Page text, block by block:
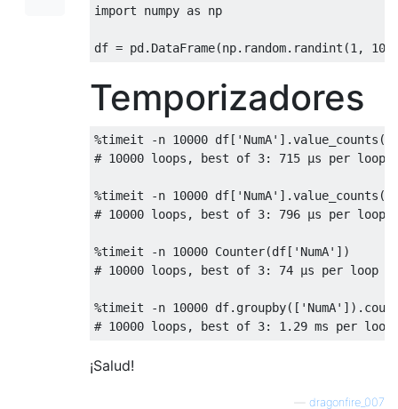
import numpy as np
df = pd. DataFrame(np. random. randint (1 ,
Temporizadores
%timeit -n 10000 df[ 'NumA' ].value_counts ()
# 10000 loops, best of 3: 715 µs per loop
%timeit -n 10000 df[ 'NumA' ].value_counts
# 10000 loops, best of 3: 796 µs per loop
%timeit -n 10000 Counter(df[ 'NumA' ])
# 10000 loops, best of 3: 74 µs per loop
%timeit -n 10000 df. groupby([ 'NumA' ]).
# 10000 loops, best of 3: 1.29 ms per loop
¡Salud!
dragonfire_007